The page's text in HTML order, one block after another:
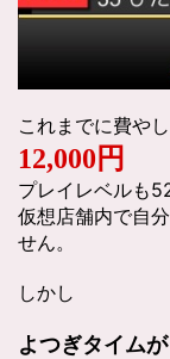
これまでに費や
12,000円
プレイレベルも
仮想店舗内で自
せん。
しかし
よつぎタイムが